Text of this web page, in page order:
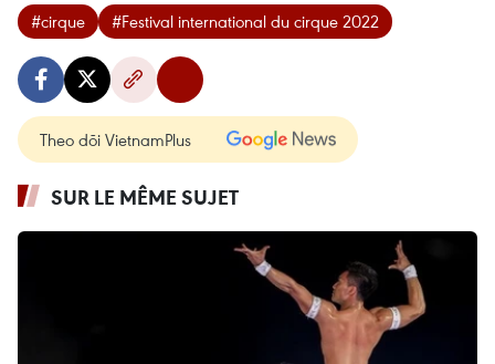
#cirque #Festival international du cirque 2022
Theo dõi VietnamPlus
SUR LE MÊME SUJET